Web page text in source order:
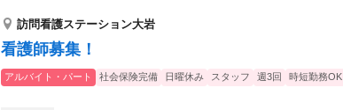
訪問看護ステーション大岩
看護師募集！
アルバイト・パート 社会保険完備 日曜休み スタッフ 週3回 時短勤務OK